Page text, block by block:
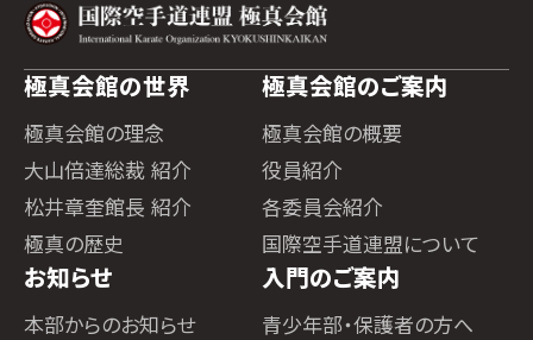
極真会館の世界
極真会館の理念
大山倍達総裁 紹介
松井章奎館長 紹介
極真の歴史
極真会館のご案内
極真会館の概要
役員紹介
各委員会紹介
国際空手道連盟について
お知らせ
本部からのお知らせ
入門のご案内
青少年部・保護者の方へ